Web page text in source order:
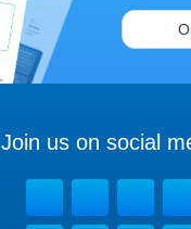
Join us on social